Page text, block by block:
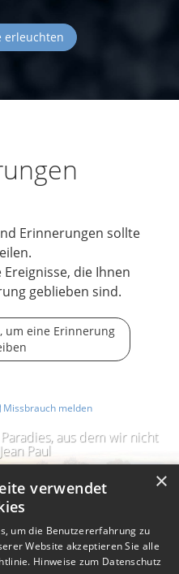
erleuchten
Erinnerungen sollte
die Ihnen
geblieben sind.
um eine Erinnerung
aus dem wir nicht
Paul
Missbrauch melden
×
verwendet
um die Benutzererfahrung zu
Website akzeptieren Sie alle
Hinweise zum Datenschutz